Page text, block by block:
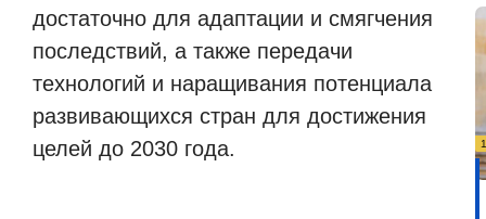
достаточно для адаптации и смягчения
последствий, а также передачи
технологий и наращивания потенциала
развивающихся стран для достижения
целей до 2030 года.